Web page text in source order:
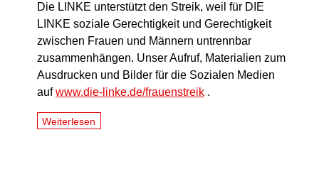
Die LINKE unterstützt den Streik, weil für DIE
LINKE soziale Gerechtigkeit und Gerechtigkeit
zwischen Frauen und Männern untrennbar
zusammenhängen. Unser Aufruf, Materialien zum
Ausdrucken und Bilder für die Sozialen Medien
aufwww.die-linke.de/frauenstreik .
Weiterlesen